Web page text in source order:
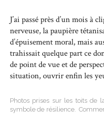
J’ai passé près d’un mois à
nerveuse, la paupière
d’épuisement moral, mais
trahissait quelque part ce
de point de vue et de
situation, ouvrir enfin les
Photos prises sur les toits de
symbole de résilience.